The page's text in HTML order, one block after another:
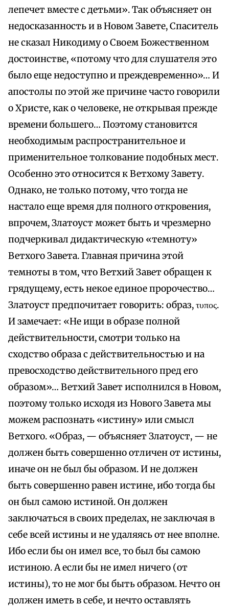
лепечет вместе с детьми». Так объясняет он
недосказанность и в Новом Завете, Спаситель
не сказал Никодиму о Своем Божественном
достоинстве, «потому что для слушателя это
было еще недоступно и преждевременно»… И
апостолы по этой же причине часто говорили
о Христе, как о человеке, не открывая прежде
времени большего… Поэтому становится
необходимым распространительное и
применительное толкование подобных мест.
Особенно это относится к Ветхому Завету.
Однако, не только потому, что тогда не
настало еще время для полного откровения,
впрочем, Златоуст может быть и чрезмерно
подчеркивал дидактическую «темноту»
Ветхого Завета. Главная причина этой
темноты в том, что Ветхий Завет обращен к
грядущему, есть некое единое пророчество…
Златоуст предпочитает говорить: образ, τυπος.
И замечает: «Не ищи в образе полной
действительности, смотри только на
сходство образа с действительностью и на
превосходство действительного пред его
образом»… Ветхий Завет исполнился в Новом,
поэтому только исходя из Нового Завета мы
можем распознать «истину» или смысл
Ветхого. «Образ, — объясняет Златоуст, — не
должен быть совершенно отличен от истины,
иначе он не был бы образом. И не должен
быть совершенно равен истине, ибо тогда бы
он был самою истиной. Он должен
заключаться в своих пределах, не заключая в
себе всей истины и не удаляясь от нее вполне.
Ибо если бы он имел все, то был бы самою
истиною. А если бы не имел ничего (от
истины), то не мог бы быть образом. Нечто он
должен иметь в себе, и нечто оставлять